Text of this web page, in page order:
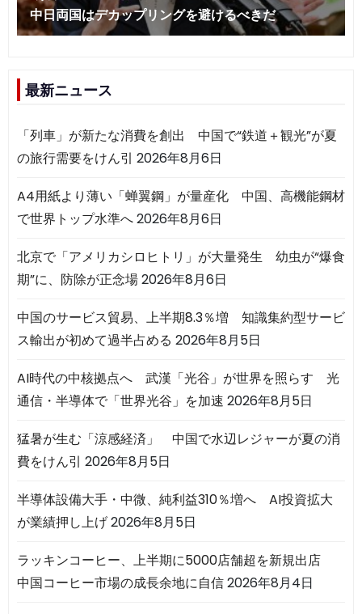
最新ニュース
「列車」が新たな消費を創出 中国で“鉄道＋観光”が夏
の旅行需要をけん引 2026年8月6日
A4用紙より薄い「蝉翼鋼」が量産化 中国、高機能鋼材
で世界トップ水準へ2026年8月6日
北京で「アメリカシロヒトリ」が大量発生 幼虫が“爆食
期”に、防除が正念場2026年8月6日
中国のサービス貿易、上半期8.3％増 知識集約型サービ
ス輸出が初めて過半占める 2026年8月5日
AI時代の中核拠点へ 武漢「光谷」が世界を照らす 光
通信・半導体で「世界光谷」を加速 2026年8月5日
猛暑が生む「涼感経済」 中国で水辺レジャーが夏の消
費をけん引 2026年8月5日
半導体設備大手・中微、純利益310％増へ AI投資拡大
が業績押し上げ2026年8月5日
ラッキンコーヒー、上半期に5000店舗超を新規出店
中国コーヒー市場の成長余地に自信2026年8月4日